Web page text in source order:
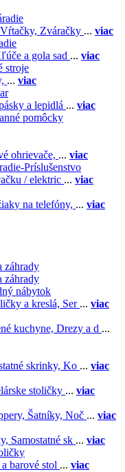
Vŕtačky, Zváračky ... viac
a gola sad ... viac
stroje
... viac
a lepidlá ... viac
pomôcky
ohrievače, ... viac
Príslušenstvo
/ elektric ... viac
na telefóny, ... viac
záhrady
záhrady
nábytok
a kreslá, Ser ... viac
kuchyne, Drezy a d ...
skrinky, Ko ... viac
stoličky ... viac
Šatníky, Noč ... viac
Samostatné sk ... viac
barové stol ... viac